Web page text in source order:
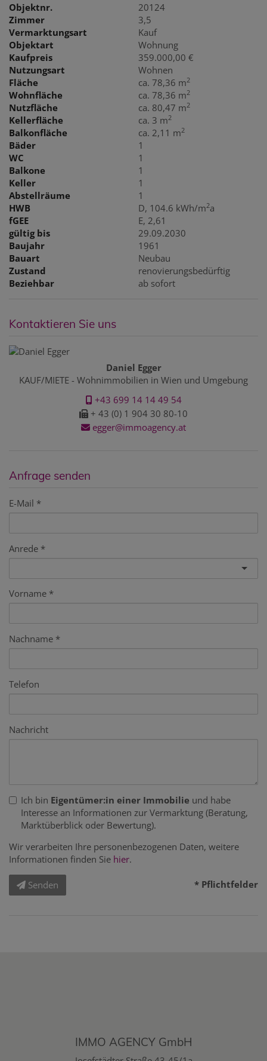
Objektnr.
20124
Zimmer
3,5
Vermarktungsart
Kauf
Objektart
Wohnung
Kaufpreis
359.000,00 €
Nutzungsart
Wohnen
Fläche
ca. 78,36 m2
Wohnfläche ca. 78,36 m2
Nutzfläche ca. 80,47 m2
Kellerfläche ca. 3 m2
Balkonfläche ca. 2,11 m2
Bäder
1
WC
1
Balkone
1
Keller
1
Abstellräume
1
HWB
D, 104.6 kWh/m2a
fGEE
E, 2,61
gültig bis
29.09.2030
Baujahr
1961
Bauart
Neubau
Zustand
renovierungsbedürftig
Beziehbar
ab sofort
Kontaktieren Sie uns
Daniel Egger
KAUF/MIETE - Wohnimmobilien in Wien und Umgebung
+43 699 14 14 49 54
+ 43 (0) 1 904 30 80-10
egger@immoagency.at
Anfrage senden
E-Mail
Anrede
Vorname
Nachname
Telefon
Nachricht
Ich bin Eigentümer:in einer Immobilie und habe
Interesse an Informationen zur Vermarktung (Beratung,
Marktüberblick oder Bewertung).
Wir verarbeiten Ihre personenbezogenen Daten, weitere
Informationen finden Sie hier.
Senden * Pflichtfelder
IMMO AGENCY GmbH